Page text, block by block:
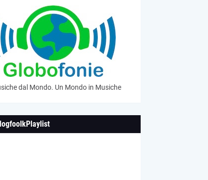
dal Mondo. Un Mondo in Musiche